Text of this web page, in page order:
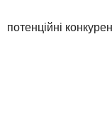
потенційні